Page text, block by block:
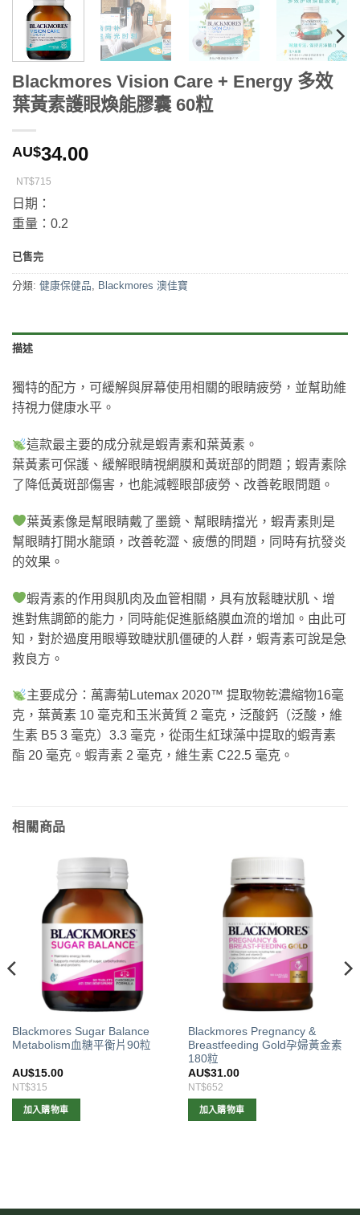
Blackmores Vision Care + Energy 多效
葉黃素護眼煥能膠囊 60粒
AU$34.00
NT$715
日期：
重量：0.2
已售完
分類: 健康保健品, Blackmores 澳佳寶
描述
獨特的配方，可緩解與屏幕使用相關的眼睛疲勞，並幫助維
持視力健康水平。
這款最主要的成分就是蝦青素和葉黃素。
葉黃素可保護、緩解眼睛視網膜和黃斑部的問題；蝦青素除
了降低黃斑部傷害，也能減輕眼部疲勞、改善乾眼問題。
葉黃素像是幫眼睛戴了墨鏡、幫眼睛擋光，蝦青素則是
幫眼睛打開水龍頭，改善乾澀、疲憊的問題，同時有抗發炎
的效果。
蝦青素的作用與肌肉及血管相關，具有放鬆睫狀肌、增
進對焦調節的能力，同時能促進脈絡膜血流的增加。由此可
知，對於過度用眼導致睫狀肌僵硬的人群，蝦青素可說是急
救良方。
主要成分：萬壽菊Lutemax 2020™ 提取物乾濃縮物16毫
克，葉黃素 10 毫克和玉米黃質 2 毫克，泛酸鈣（泛酸，維
生素 B5 3 毫克）3.3 毫克，從雨生紅球藻中提取的蝦青素
酯 20 毫克。蝦青素 2 毫克，維生素 C22.5 毫克。
相關商品
Blackmores Sugar Balance
Metabolism血糖平衡片90粒
AU$15.00
NT$315
加入購物車
Blackmores Pregnancy &
Breastfeeding Gold孕婦黃金素
180粒
AU$31.00
NT$652
加入購物車